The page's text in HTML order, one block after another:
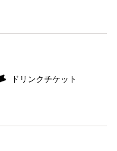
ドリンクチケット